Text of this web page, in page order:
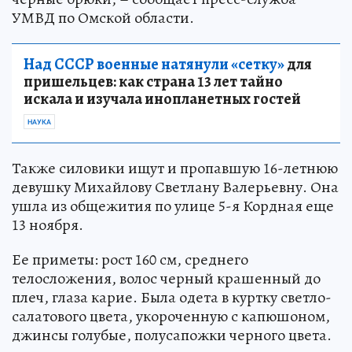
УМВД по Омской области.
Над СССР военные натянули «сетку»для
пришельцев: как страна 13 лет тайно
искала и изучала инопланетных гостей
НАУКА
Также силовики ищут и пропавшую 16-летнюю
девушку Михайлову Светлану Валерьевну. Она
ушла из общежития по улице 5-я Кордная еще
13 ноября.
Ее приметы: рост 160 см, среднего
телосложения, волос черный крашенный до
плеч, глаза карие. Была одета в куртку светло-
салатового цвета, укороченную с капюшоном,
джинсы голубые, полусапожки черного цвета.